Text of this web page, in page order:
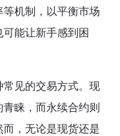
机制，以平衡市场
能让新手感到困
见的交易方式。现
睐，而永续合约则
，无论是现货还是